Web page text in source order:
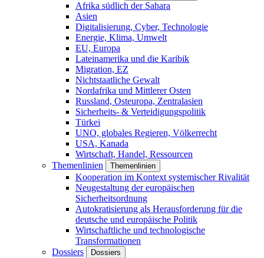
Afrika südlich der Sahara
Asien
Digitalisierung, Cyber, Technologie
Energie, Klima, Umwelt
EU, Europa
Lateinamerika und die Karibik
Migration, EZ
Nichtstaatliche Gewalt
Nordafrika und Mittlerer Osten
Russland, Osteuropa, Zentralasien
Sicherheits- & Verteidigungspolitik
Türkei
UNO, globales Regieren, Völkerrecht
USA, Kanada
Wirtschaft, Handel, Ressourcen
Themenlinien
Themenlinien
Kooperation im Kontext systemischer Rivalität
Neugestaltung der europäischen
Sicherheitsordnung
Autokratisierung als Herausforderung für die
deutsche und europäische Politik
Wirtschaftliche und technologische
Transformationen
Dossiers
Dossiers